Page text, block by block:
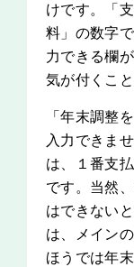
けです。「
料」の数字
力できる欄
気が付くこと
「年末調整
入力できま
は、１番支
です。当然
はできない
は、メイン
ほうでは年